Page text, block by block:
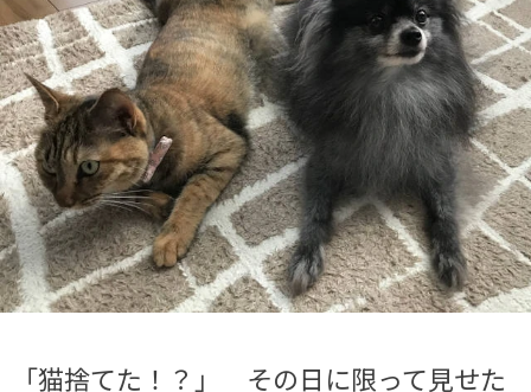
「猫捨てた！？」 その日に限って見せた